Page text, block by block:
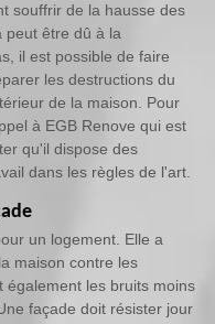
souffrir de la hausse des
peut être dû à la
il est possible de faire
les destructions du
de la maison. Pour
à EGB Renove qui est
qu'il dispose des
dans les règles de l'art.
un logement. Elle a
maison contre les
également les bruits moins
façade doit résister jour